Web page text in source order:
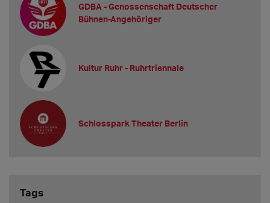
GDBA - Genossenschaft Deutscher
Bühnen-Angehöriger
Kultur Ruhr - Ruhrtriennale
Schlosspark Theater Berlin
Tags